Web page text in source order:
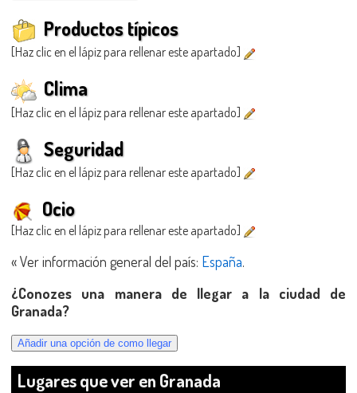
Productos típicos
[Haz clic en el lápiz para rellenar este apartado]
Clima
[Haz clic en el lápiz para rellenar este apartado]
Seguridad
[Haz clic en el lápiz para rellenar este apartado]
Ocio
[Haz clic en el lápiz para rellenar este apartado]
« Ver información general del país: España.
¿Conozes una manera de llegar a la ciudad de
Granada?
Lugares que ver en Granada